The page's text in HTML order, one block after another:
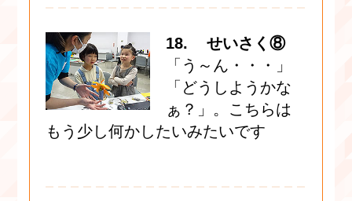
18. せいさく⑧
「う～ん・・・」
「どうしようかな
ぁ？」。こちらは
もう少し何かしたいみたいです